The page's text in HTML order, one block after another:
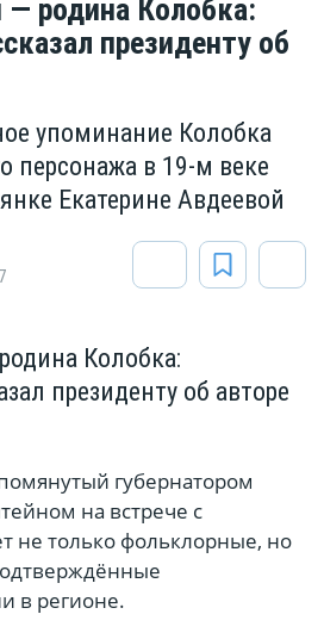
— родина Колобка:
президенту об
упоминание Колобка
персонажа в 19-м веке
Екатерине Авдеевой
Колобка:
президенту об авторе
губернатором
на встрече с
не только фольклорные, но
в регионе.